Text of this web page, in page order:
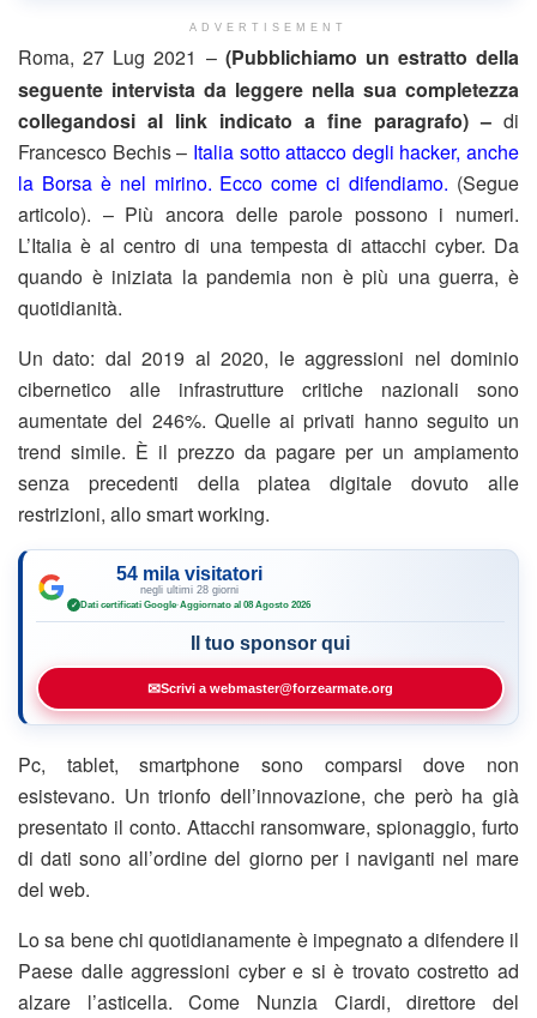
ADVERTISEMENT
Roma, 27 Lug 2021 – (Pubblichiamo un estratto della
seguente intervista da leggere nella sua completezza
collegandosi al link indicato a fine paragrafo) – di
Francesco Bechis – Italia sotto attacco degli hacker, anche
la Borsa è nel mirino. Ecco come ci difendiamo. (Segue
articolo). – Più ancora delle parole possono i numeri.
L’Italia è al centro di una tempesta di attacchi cyber. Da
quando è iniziata la pandemia non è più una guerra, è
quotidianità.
Un dato: dal 2019 al 2020, le aggressioni nel dominio
cibernetico alle infrastrutture critiche nazionali sono
aumentate del 246%. Quelle ai privati hanno seguito un
trend simile. È il prezzo da pagare per un ampiamento
senza precedenti della platea digitale dovuto alle
restrizioni, allo smart working.
54 mila visitatori
negli ultimi 28 giorni
✓ Dati certificati Google·Aggiornato al 08 Agosto 2026
Il tuo sponsor qui
✉Scrivi a webmaster@forzearmate.org
Pc, tablet, smartphone sono comparsi dove non
esistevano. Un trionfo dell’innovazione, che però ha già
presentato il conto. Attacchi ransomware, spionaggio, furto
di dati sono all’ordine del giorno per i naviganti nel mare
del web.
Lo sa bene chi quotidianamente è impegnato a difendere il
Paese dalle aggressioni cyber e si è trovato costretto ad
alzare l’asticella. Come Nunzia Ciardi, direttore del